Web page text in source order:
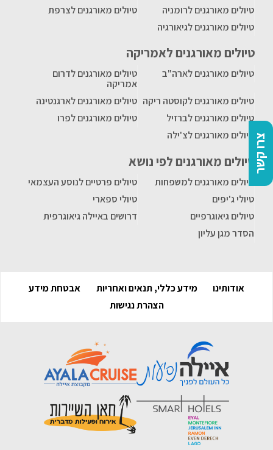
צרו קשר
טיולים מאורגנים לרומניה
טיולים מאורגנים לצרפת
טיולים מאורגנים לגיאורגיה
טיולים מאורגנים לאמריקה
טיולים מאורגנים לארה"ב
טיולים מאורגנים לדרום
אמריקה
טיולים מאורגנים לקוסטה ריקה טיולים מאורגנים לארגנטינה
טיולים מאורגנים לברזיל
טיולים מאורגנים לפרו
טיולים מאורגנים לצ'ילה
טיולים מאורגנים לפי נושא
טיולים מאורגנים למשפחות
טיולים פרטיים לנוסע העצמאי
טיולי ג'יפים
טיולי ספארי
טיולים גיאוגרפיים
דרושים באיילה גיאוגרפית
הסדר מגן עליון
אודותינו מידע כללי, תנאים ואחריות
אבטחת מידע
הצהרת נגישות